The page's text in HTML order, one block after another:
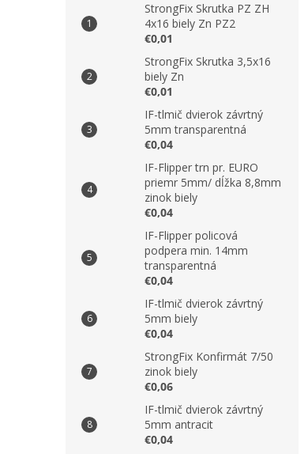
StrongFix Skrutka PZ ZH
4x16 biely Zn PZ2
€0,01
StrongFix Skrutka 3,5x16
biely Zn
€0,01
IF-tlmič dvierok závrtný
5mm transparentná
€0,04
IF-Flipper trn pr. EURO
priemr 5mm/ dĺžka 8,8mm
zinok biely
€0,04
IF-Flipper policová
podpera min. 14mm
transparentná
€0,04
IF-tlmič dvierok závrtný
5mm biely
€0,04
StrongFix Konfirmát 7/50
zinok biely
€0,06
IF-tlmič dvierok závrtný
5mm antracit
€0,04